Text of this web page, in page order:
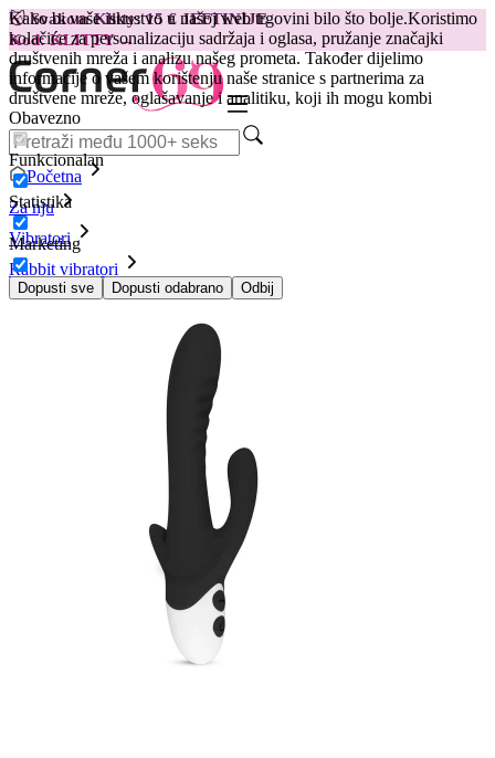
Kako bi vaše iskustvo u našoj web trgovini bilo što bolje.Koristimo
kolačiće za personalizaciju sadržaja i oglasa, pružanje značajki
društvenih mreža i analizu našeg prometa. Također dijelimo
informacije o vašem korištenju naše stranice s partnerima za
društvene mreže, oglašavanje i analitiku, koji ih mogu kombi
Obavezno
Funkcionalan
Statistika
Marketing
Dopusti sve Dopusti odabrano Odbij
😽Svakom Klitty: 15 € JEFTINIJE
Kod: KLITTY →
Početna
Za nju
Vibratori
Rabbit vibratori
Vibrator Stellar Vibe Rabbit, crni